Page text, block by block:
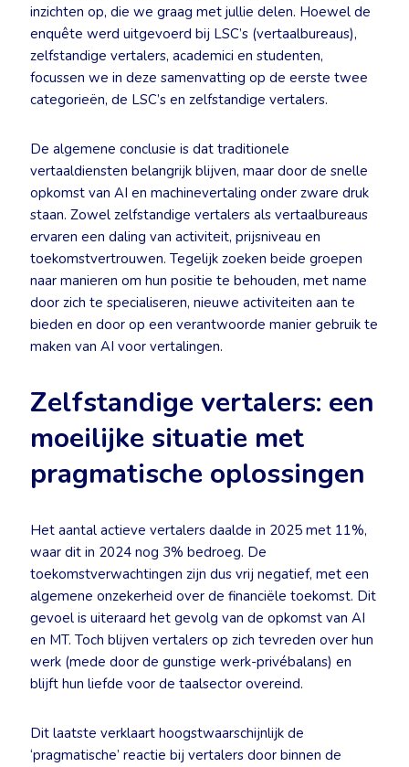
inzichten op, die we graag met jullie delen. Hoewel de
enquête werd uitgevoerd bij LSC’s (vertaalbureaus),
zelfstandige vertalers, academici en studenten,
focussen we in deze samenvatting op de eerste twee
categorieën, de LSC’s en zelfstandige vertalers.
De algemene conclusie is dat traditionele
vertaaldiensten belangrijk blijven, maar door de snelle
opkomst van AI en machinevertaling onder zware druk
staan. Zowel zelfstandige vertalers als vertaalbureaus
ervaren een daling van activiteit, prijsniveau en
toekomstvertrouwen. Tegelijk zoeken beide groepen
naar manieren om hun positie te behouden, met name
door zich te specialiseren, nieuwe activiteiten aan te
bieden en door op een verantwoorde manier gebruik te
maken van AI voor vertalingen.
Zelfstandige vertalers: een
moeilijke situatie met
pragmatische oplossingen
Het aantal actieve vertalers daalde in 2025 met 11%,
waar dit in 2024 nog 3% bedroeg. De
toekomstverwachtingen zijn dus vrij negatief, met een
algemene onzekerheid over de financiële toekomst. Dit
gevoel is uiteraard het gevolg van de opkomst van AI
en MT. Toch blijven vertalers op zich tevreden over hun
werk (mede door de gunstige werk-privébalans) en
blijft hun liefde voor de taalsector overeind.
Dit laatste verklaart hoogstwaarschijnlijk de
‘pragmatische’ reactie bij vertalers door binnen de